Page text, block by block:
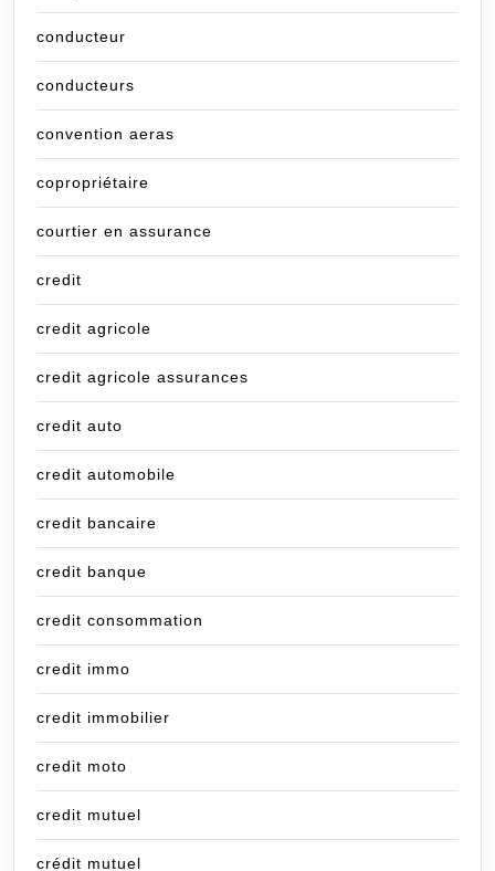
conducteur
conducteurs
convention aeras
copropriétaire
courtier en assurance
credit
credit agricole
credit agricole assurances
credit auto
credit automobile
credit bancaire
credit banque
credit consommation
credit immo
credit immobilier
credit moto
credit mutuel
crédit mutuel